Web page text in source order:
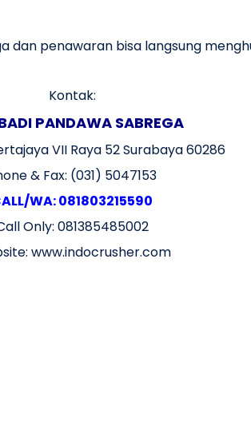
dan penawaran bisa langsung
Kontak:
PANDAWA SABREGA
VII Raya 52 Surabaya 60286
& Fax: (031) 5047153
WA: 081803215590
Only: 081385485002
www.indocrusher.com